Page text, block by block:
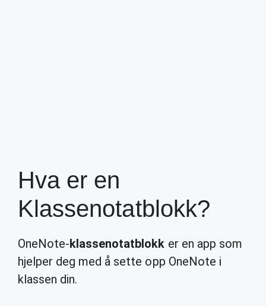
Hva er en
Klassenotatblokk?
OneNote-klassenotatblokk er en app som
hjelper deg med å sette opp OneNote i
klassen din.